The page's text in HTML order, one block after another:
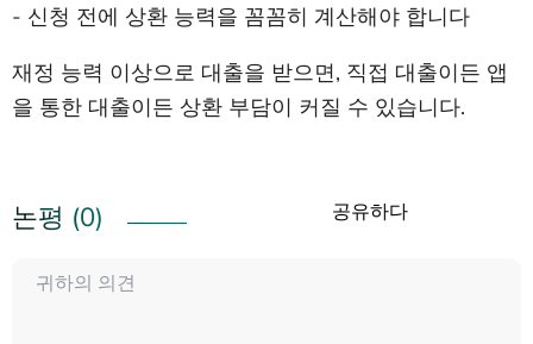
- 신청 전에 상환 능력을 꼼꼼히 계산해야 합니다
재정 능력 이상으로 대출을 받으면, 직접 대출이든 앱
을 통한 대출이든 상환 부담이 커질 수 있습니다.
논평 (0) 공유하다